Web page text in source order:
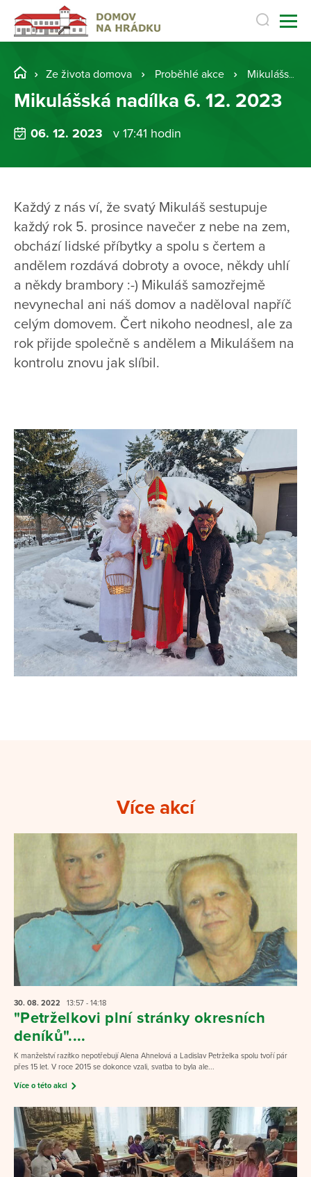
Ze života domova Proběhlé akce Mikulášská nadílka 6. 12. 2023
Mikulášská nadílka 6. 12. 2023
06. 12. 2023 v 17:41 hodin
Každý z nás ví, že svatý Mikuláš sestupuje
každý rok 5. prosince navečer z nebe na zem,
obchází lidské příbytky a spolu s čertem a
andělem rozdává dobroty a ovoce, někdy uhlí
a někdy brambory :-) Mikuláš samozřejmě
nevynechal ani náš domov a naděloval napříč
celým domovem. Čert nikoho neodnesl, ale za
rok přijde společně s andělem a Mikulášem na
kontrolu znovu jak slíbil.
Více akcí
30. 08. 2022 13:57 - 14:18
"Petrželkovi plní stránky okresních
deníků"....
K manželství razítko nepotřebují Alena Ahnelová a Ladislav Petrželka spolu tvoří pár
přes 15 let. V roce 2015 se dokonce vzali, svatba to byla ale...
Více o této akci